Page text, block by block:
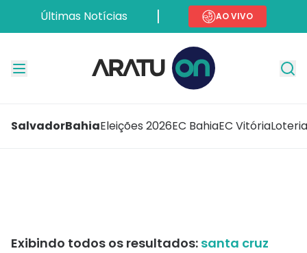
Últimas Notícias AO VIVO
SalvadorBahiaEleições 2026EC BahiaEC Vitória
Exibindo todos os resultados: santa cruz